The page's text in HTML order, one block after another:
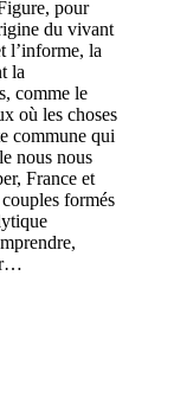
pour
du vivant
l’informe, la
la
comme le
où les choses
commune qui
nous nous
France et
formés